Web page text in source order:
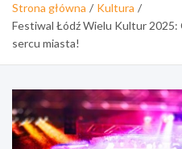
Strona główna
Kultura
Festiwal Łódź Wielu Kultur 2025:
sercu miasta!